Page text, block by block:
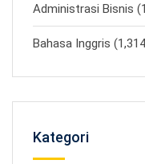
Administrasi Bisnis
Bahasa Inggris
Kategori